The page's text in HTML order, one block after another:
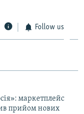
Follow us
маркетплейс
прийом нових